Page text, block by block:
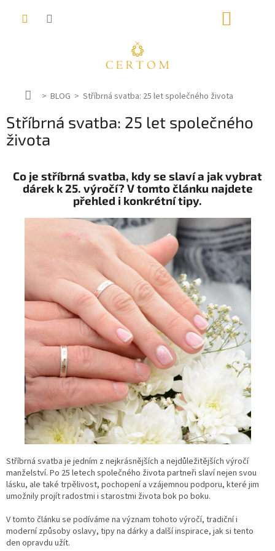
D
m
BLOG Stříbrná svatba: 25 let společného života
Stříbrná svatba: 25 let společného
života
Co je stříbrná svatba, kdy se slaví a jak vybrat
dárek k 25. výročí? V tomto článku najdete
přehled i konkrétní tipy.
Stříbrná svatba je jedním z nejkrásnějších a nejdůležitějších výročí
manželství. Po 25 letech společného života partneři slaví nejen svou
lásku, ale také trpělivost, pochopení a vzájemnou podporu, které jim
umožnily projít radostmi i starostmi života bok po boku.
V tomto článku se podíváme na význam tohoto výročí, tradiční i
moderní způsoby oslavy, tipy na dárky a další inspirace, jak si tento
den opravdu užít.